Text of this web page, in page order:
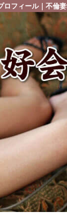
ロフィール｜不倫